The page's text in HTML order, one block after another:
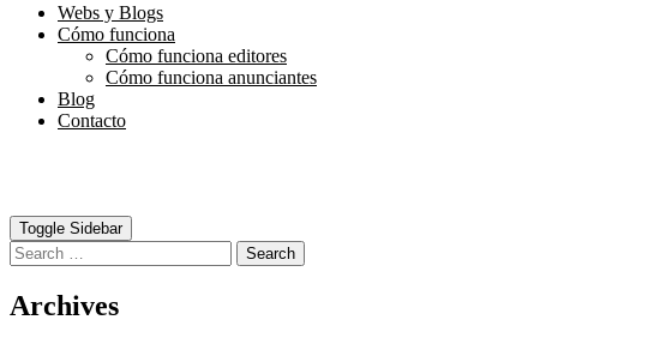
Webs y Blogs
Cómo funciona
Cómo funciona editores
Cómo funciona anunciantes
Blog
Contacto
Toggle Sidebar
Search
Archives